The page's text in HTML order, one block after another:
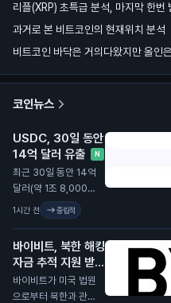
리플(XRP) 초특급 분석, 마지막 한번
과거로 본 비트코인의 현재위치 분석
비트코인 바닥은 거의다왔지만 올인
코인뉴스
USDC, 30일 동안
14억 달러 유출
N
최근 30일 동안 14억
달러(약 1조 8,000억
원) 규모의 스테이블
코인 USDC가 유통
이는 스테이블코인 시
장에서 큰 변화가 일
어나고 있음을 보여줍
니다. USDC의 시장
1시간 전 중립적
바이비트, 북한 해킹
자금 추적 지원 받아
N
바이비트가 미국 법원
으로부터 북한과 관련